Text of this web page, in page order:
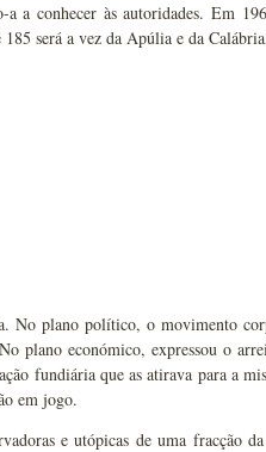
a conhecer às autoridades. Em
será a vez da Apúlia e da
No plano político, o movimento
plano económico, expressou o
fundiária que as atirava para a
em jogo.
e utópicas de uma fracção da